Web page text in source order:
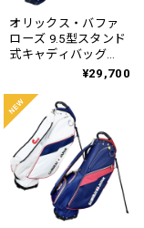
オリックス・バファ
ローズ 9.5型スタンド
式キャディバッグ
¥29,700